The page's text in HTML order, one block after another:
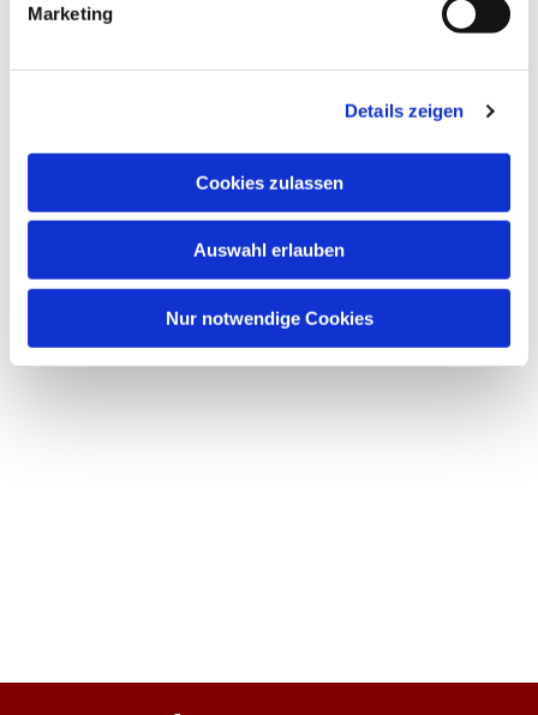
Marketing
Details zeigen
Cookies zulassen
Auswahl erlauben
Nur notwendige Cookies